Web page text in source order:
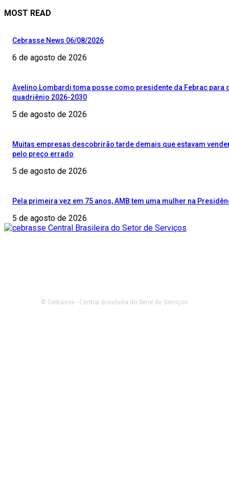
MOST READ
Cebrasse News 06/08/2026
6 de agosto de 2026
Avelino Lombardi toma posse como presidente da Febrac para
quadriênio 2026-2030
5 de agosto de 2026
Muitas empresas descobrirão tarde demais que estavam
pelo preço errado
5 de agosto de 2026
Pela primeira vez em 75 anos, AMB tem uma mulher na
5 de agosto de 2026
© Cebrasse - Central Brasileira do Setor de Serviços